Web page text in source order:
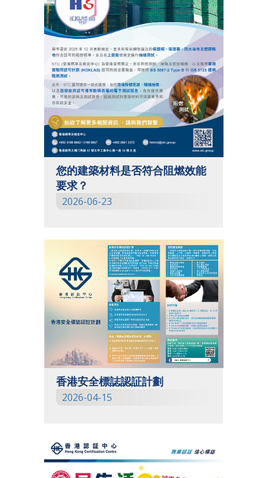
2022
2021
2020
2019
2018
2017
2016
您的建築材料是否符合阻燃效能
要求？
2026-06-23
香港安全標誌認証計劃
2026-04-15